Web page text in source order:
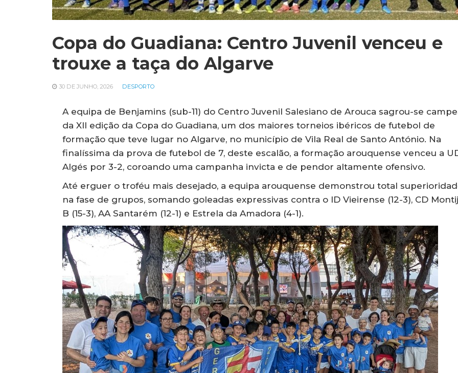
Copa do Guadiana: Centro Juvenil venceu e
trouxe a taça do Algarve
30 DE JUNHO, 2026 DESPORTO
A equipa de Benjamins (sub-11) do Centro Juvenil Salesiano de Arouca sagrou-se
da XII edição da Copa do Guadiana, um dos maiores torneios ibéricos de futebol de
formação que teve lugar no Algarve, no município de Vila Real de Santo António. Na
finalíssima da prova de futebol de 7, deste escalão, a formação arouquense venceu a
Algés por 3-2, coroando uma campanha invicta e de pendor altamente ofensivo.
Até erguer o troféu mais desejado, a equipa arouquense demonstrou total
na fase de grupos, somando goleadas expressivas contra o ID Vieirense (12-3), CD
B (15-3), AA Santarém (12-1) e Estrela da Amadora (4-1).